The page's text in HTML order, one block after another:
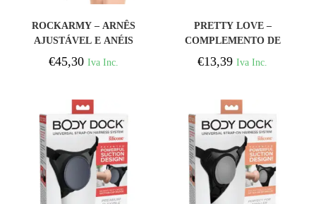
ROCKARMY – ARNÊS
AJUSTÁVEL E ANÉIS
FLEXÍVEIS
€45,30 Iva Inc.
PRETTY LOVE –
COMPLEMENTO DE
ARNÊS DE ALÇA
AJUSTÁVEL LOVE
€13,39 Iva Inc.